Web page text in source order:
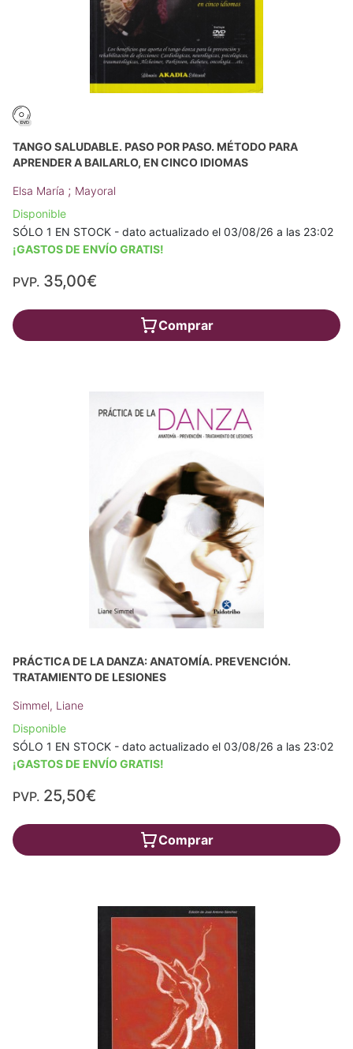
TANGO SALUDABLE. PASO POR PASO. MÉTODO PARA
APRENDER A BAILARLO, EN CINCO IDIOMAS
Elsa María ; Mayoral
Disponible
SÓLO 1 EN STOCK - dato actualizado el 03/08/26 a las 23:02
¡GASTOS DE ENVÍO GRATIS!
PVP. 35,00€
Comprar
PRÁCTICA DE LA DANZA: ANATOMÍA. PREVENCIÓN.
TRATAMIENTO DE LESIONES
Simmel, Liane
Disponible
SÓLO 1 EN STOCK - dato actualizado el 03/08/26 a las 23:02
¡GASTOS DE ENVÍO GRATIS!
PVP. 25,50€
Comprar